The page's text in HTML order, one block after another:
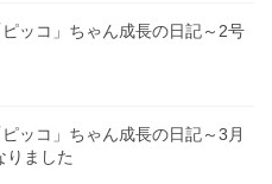
ッコ」ちゃん成長の日記～2号
ッコ」ちゃん成長の日記～3月
りました